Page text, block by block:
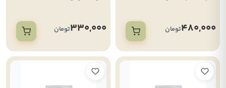
480,000تومان 330,000تومان